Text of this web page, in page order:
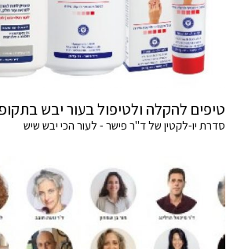
טיפים להקלה ולטיפול בעור יבש
סדרת יו-לקטין של ד"ר פישר - לעור הכי יבש שיש